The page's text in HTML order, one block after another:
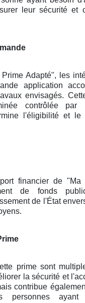
leur sécurité et
Adapté", les
application
envisagés.
contrôlée par
l'éligibilité et le
financier de "Ma
de fonds
de l'État
prime sont
la sécurité et
contribue
personnes